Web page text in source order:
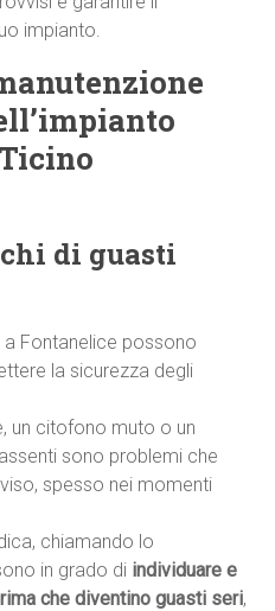
impianto.
di guasti
Fontanelice possono
la sicurezza degli
un citofono muto o un
sono problemi che
spesso nei momenti
chiamando lo
in grado di individuare e
che diventino guasti seri,